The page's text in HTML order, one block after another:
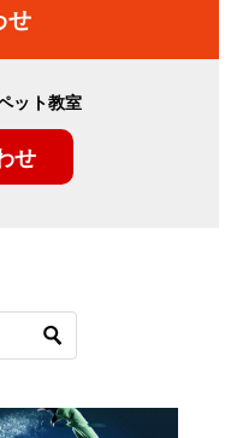
せ
ット教室
せ